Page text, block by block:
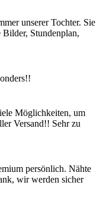
unserer Tochter. Sie
Stundenplan,
Möglichkeiten, um
Versand!! Sehr zu
persönlich. Nähte
wir werden sicher